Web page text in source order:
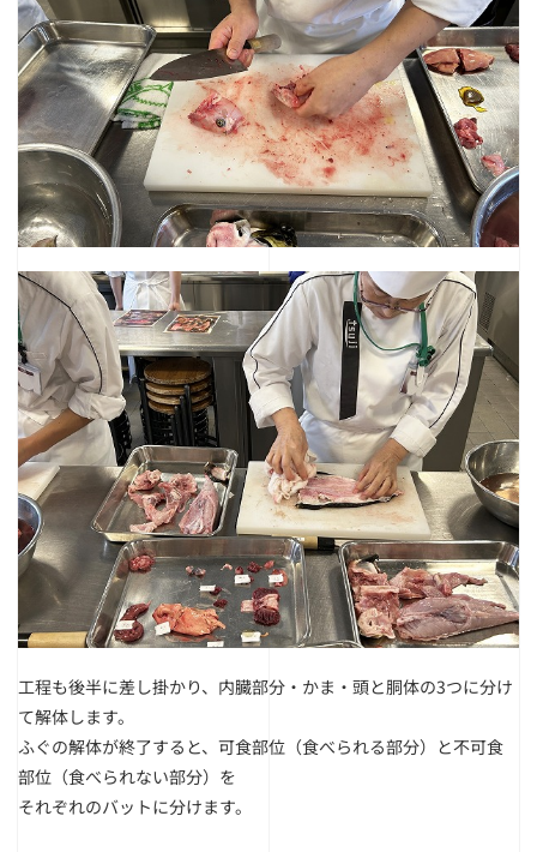
工程も後半に差し掛かり、内臓部分・かま・頭と胴体の3つに分け
て解体します。
ふぐの解体が終了すると、可食部位（食べられる部分）と不可食
部位（食べられない部分）を
それぞれのバットに分けます。